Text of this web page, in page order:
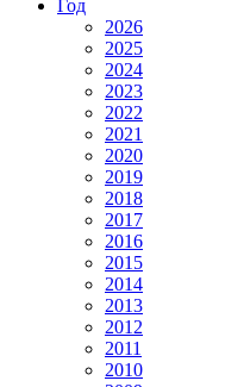
Год
2026
2025
2024
2023
2022
2021
2020
2019
2018
2017
2016
2015
2014
2013
2012
2011
2010